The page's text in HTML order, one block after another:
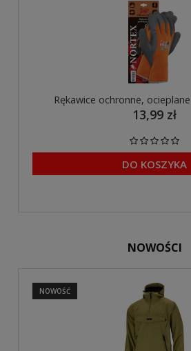
Rękawice ochronne, ocieplane
13,99 zł
DO KOSZYKA
NOWOŚCI
NOWOŚĆ